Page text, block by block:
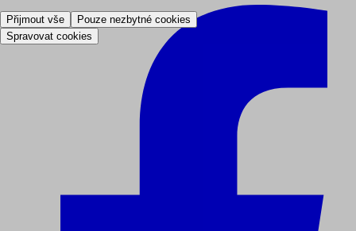
Přijmout vše
Pouze nezbytné cookies
Spravovat cookies